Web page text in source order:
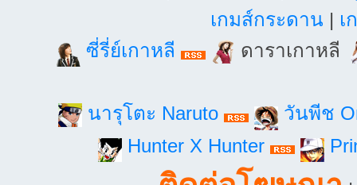
เกมส์กระดาน | เ
ซี่รี่ย์เกาหลี
ดาราเกาหลี
นารุโตะ Naruto
วันพีช
Hunter X Hunter